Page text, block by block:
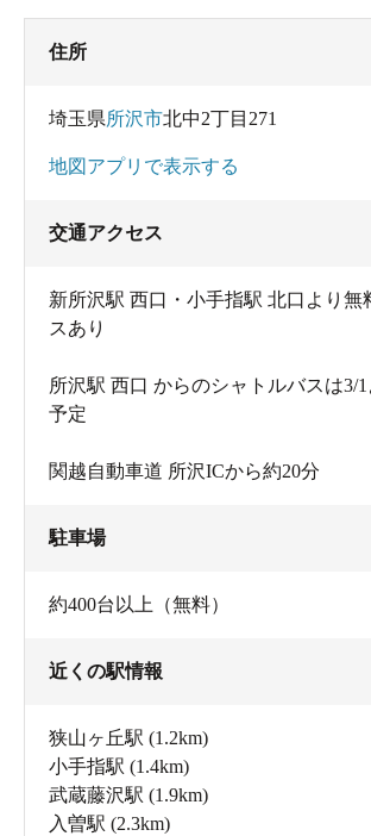
住所
埼玉県所沢市北中2丁目271
地図アプリで表示する
交通アクセス
新所沢駅 西口・小手指駅 北口より無
スあり
所沢駅 西口 からのシャトルバスは3/
予定
関越自動車道 所沢ICから約20分
駐車場
約400台以上（無料）
近くの駅情報
狭山ヶ丘駅 (1.2km)
小手指駅 (1.4km)
武蔵藤沢駅 (1.9km)
入曽駅 (2.3km)